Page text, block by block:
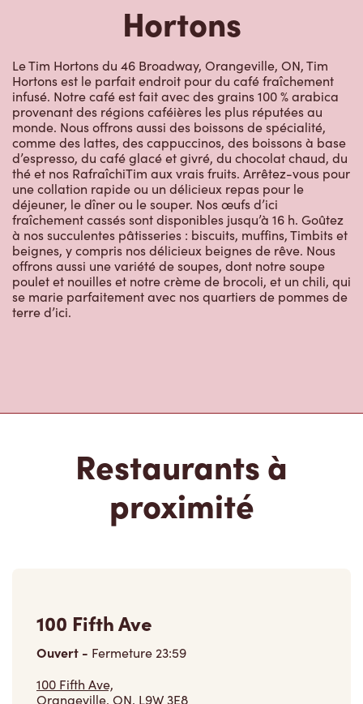
Hortons
Le Tim Hortons du 46 Broadway, Orangeville, ON, Tim
Hortons est le parfait endroit pour du café fraîchement
infusé. Notre café est fait avec des grains 100 % arabica
provenant des régions caféières les plus réputées au
monde. Nous offrons aussi des boissons de spécialité,
comme des lattes, des cappuccinos, des boissons à base
d’espresso, du café glacé et givré, du chocolat chaud, du
thé et nos RafraîchiTim aux vrais fruits. Arrêtez-vous pour
une collation rapide ou un délicieux repas pour le
déjeuner, le dîner ou le souper. Nos œufs d’ici
fraîchement cassés sont disponibles jusqu’à 16 h. Goûtez
à nos succulentes pâtisseries : biscuits, muffins, Timbits et
beignes, y compris nos délicieux beignes de rêve. Nous
offrons aussi une variété de soupes, dont notre soupe
poulet et nouilles et notre crème de brocoli, et un chili, qui
se marie parfaitement avec nos quartiers de pommes de
terre d’ici.
Restaurants à
proximité
100 Fifth Ave
Ouvert - Fermeture23:59
100 Fifth Ave,
Orangeville, ON, L9W 3E8